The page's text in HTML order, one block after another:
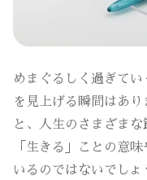
めまぐるしく過ぎて
を見上げる瞬間はあ
と、人生のさまざま
「生きる」ことの意
いるのではないでし